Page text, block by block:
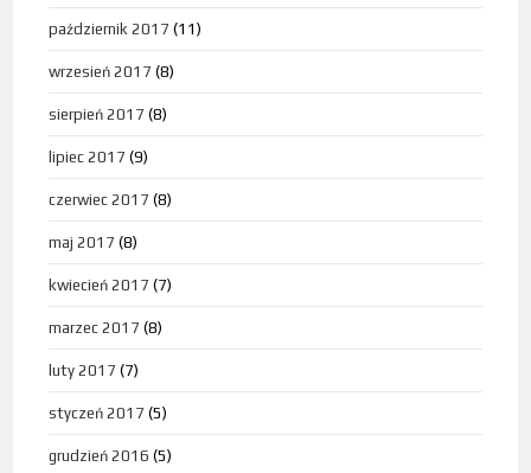
październik 2017 (11)
wrzesień 2017 (8)
sierpień 2017 (8)
lipiec 2017 (9)
czerwiec 2017 (8)
maj 2017 (8)
kwiecień 2017 (7)
marzec 2017 (8)
luty 2017 (7)
styczeń 2017 (5)
grudzień 2016 (5)